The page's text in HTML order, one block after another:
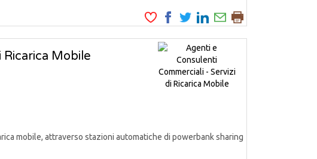
Mobile
mobile, attraverso stazioni automatiche di powerbank sharing